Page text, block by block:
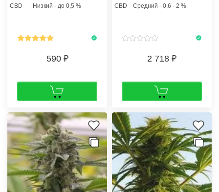
"орехов".
CBD Низкий - до 0,5 %
590
гибкость кустов позволят
CBD Средний - 0,6 - 2 %
2 718